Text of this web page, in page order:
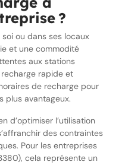
?
ou dans ses locaux
et une commodité
aux stations
recharge rapide et
de recharge pour
plus avantageux.
d’optimiser l’utilisation
des contraintes
Pour les entreprises
cela représente un